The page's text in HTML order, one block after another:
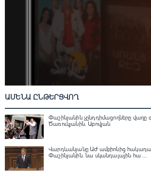
ԱՄԵՆԱ ԸՆԹԵՐՑՎՈՂ
Փաշինյանին չընդդիմացողները վաղը
Ծառուկյանին. Աբովյան
Վարդևանյանը ԱԺ ամբիոնից
Փաշինյանին․ նա սկանդալային հա ...